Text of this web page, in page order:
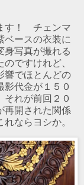
す！ チェンマ
ベースの衣装に
身写真が撮れる
ですけれど、
響でほとんどの
代金が１５０
それが前回２０
再開された関係
ならヨシか。